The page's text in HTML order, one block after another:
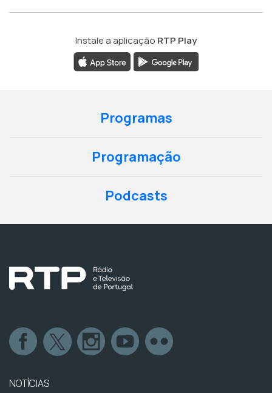
Instale a aplicação RTP Play
Programas
Programação
Podcasts
NOTÍCIAS